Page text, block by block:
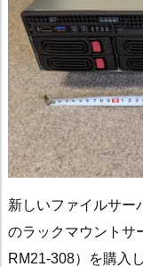
新しいファイルサー
のラックマウントサ
RM21-308）を購入